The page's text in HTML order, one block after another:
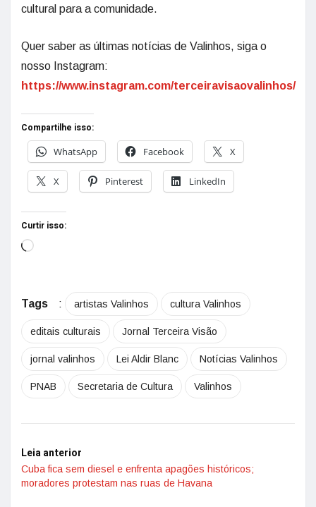
cultural para a comunidade.
Quer saber as últimas notícias de Valinhos, siga o
nosso Instagram:
https://www.instagram.com/terceiravisaovalinhos/
Compartilhe isso:
WhatsApp
Facebook X
X Pinterest LinkedIn
Curtir isso:
Tags : artistas Valinhos cultura Valinhos
editais culturais Jornal Terceira Visão
jornal valinhos Lei Aldir Blanc Notícias Valinhos
PNAB Secretaria de Cultura Valinhos
Leia anterior
Cuba fica sem diesel e enfrenta apagões históricos;
moradores protestam nas ruas de Havana